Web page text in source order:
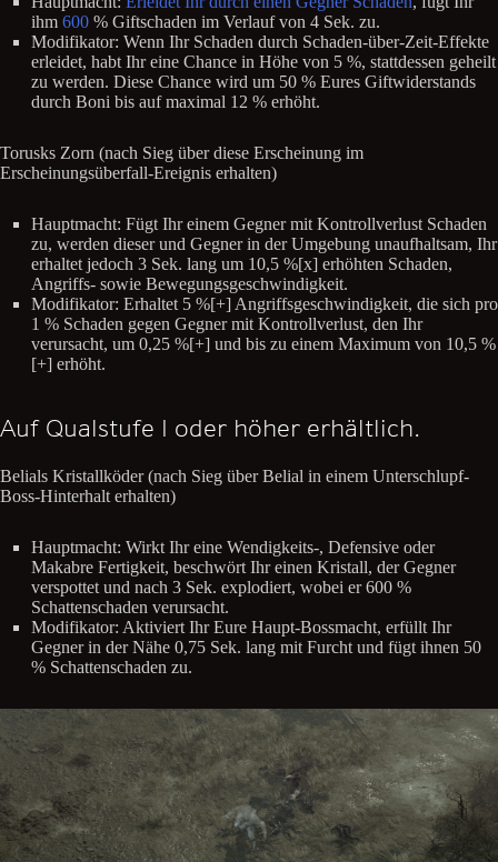
ihm 600 % Giftschaden im Verlauf von 4 Sek. zu.
Modifikator: Wenn Ihr Schaden durch Schaden-über-Zeit-Effekte
erleidet, habt Ihr eine Chance in Höhe von 5 %, stattdessen geheilt
zu werden. Diese Chance wird um 50 % Eures Giftwiderstands
durch Boni bis auf maximal 12 % erhöht.
Torusks Zorn (nach Sieg über diese Erscheinung im
Erscheinungsüberfall-Ereignis erhalten)
Hauptmacht: Fügt Ihr einem Gegner mit Kontrollverlust Schaden
zu, werden dieser und Gegner in der Umgebung unaufhaltsam, Ihr
erhaltet jedoch 3 Sek. lang um 10,5 %[x] erhöhten Schaden,
Angriffs- sowie Bewegungsgeschwindigkeit.
Modifikator: Erhaltet 5 %[+] Angriffsgeschwindigkeit, die sich pro
1 % Schaden gegen Gegner mit Kontrollverlust, den Ihr
verursacht, um 0,25 %[+] und bis zu einem Maximum von 10,5 %
[+] erhöht.
Auf Qualstufe I oder höher erhältlich.
Belials Kristallköder (nach Sieg über Belial in einem Unterschlupf-
Boss-Hinterhalt erhalten)
Hauptmacht: Wirkt Ihr eine Wendigkeits-, Defensive oder
Makabre Fertigkeit, beschwört Ihr einen Kristall, der Gegner
verspottet und nach 3 Sek. explodiert, wobei er 600 %
Schattenschaden verursacht.
Modifikator: Aktiviert Ihr Eure Haupt-Bossmacht, erfüllt Ihr
Gegner in der Nähe 0,75 Sek. lang mit Furcht und fügt ihnen 50
% Schattenschaden zu.